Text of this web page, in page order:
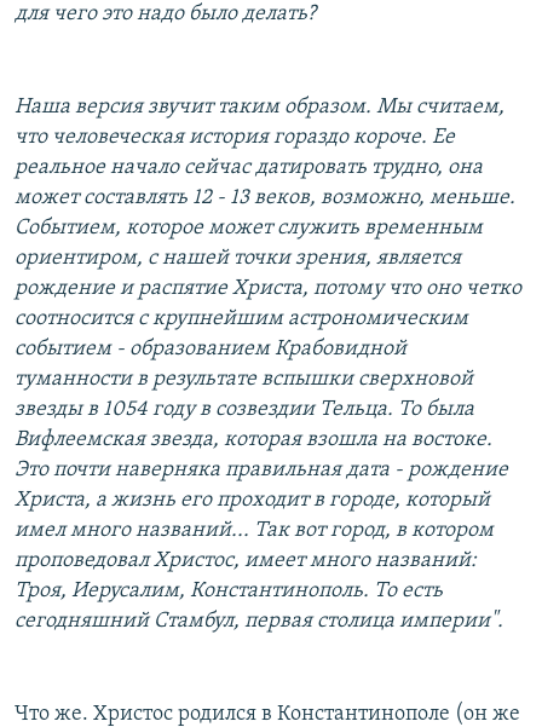
для чего это надо было делать?
Наша версия звучит таким образом. Мы считаем,
что человеческая история гораздо короче. Ее
реальное начало сейчас датировать трудно, она
может составлять 12 - 13 веков, возможно, меньше.
Событием, которое может служить временным
ориентиром, с нашей точки зрения, является
рождение и распятие Христа, потому что оно четко
соотносится с крупнейшим астрономическим
событием - образованием Крабовидной
туманности в результате вспышки сверхновой
звезды в 1054 году в созвездии Тельца. То была
Вифлеемская звезда, которая взошла на востоке.
Это почти наверняка правильная дата - рождение
Христа, а жизнь его проходит в городе, который
имел много названий... Так вот город, в котором
проповедовал Христос, имеет много названий:
Троя, Иерусалим, Константинополь. То есть
сегодняшний Стамбул, первая столица империи".
Что же. Христос родился в Константинополе (он же